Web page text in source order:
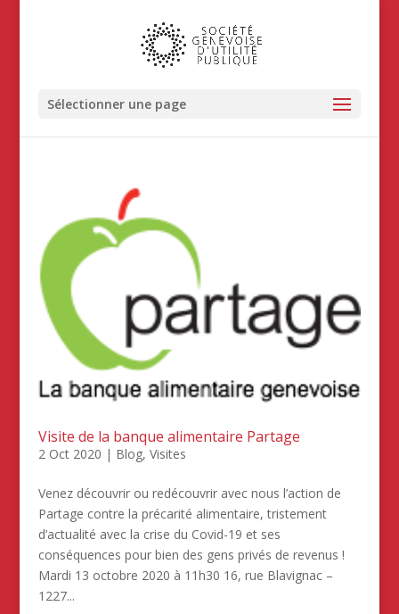
Sélectionner une page
Visite de la banque alimentaire Partage
2 Oct 2020 | Blog, Visites
Venez découvrir ou redécouvrir avec nous l’action de
Partage contre la précarité alimentaire, tristement
d’actualité avec la crise du Covid-19 et ses
conséquences pour bien des gens privés de revenus !
Mardi 13 octobre 2020 à 11h30 16, rue Blavignac –
1227...